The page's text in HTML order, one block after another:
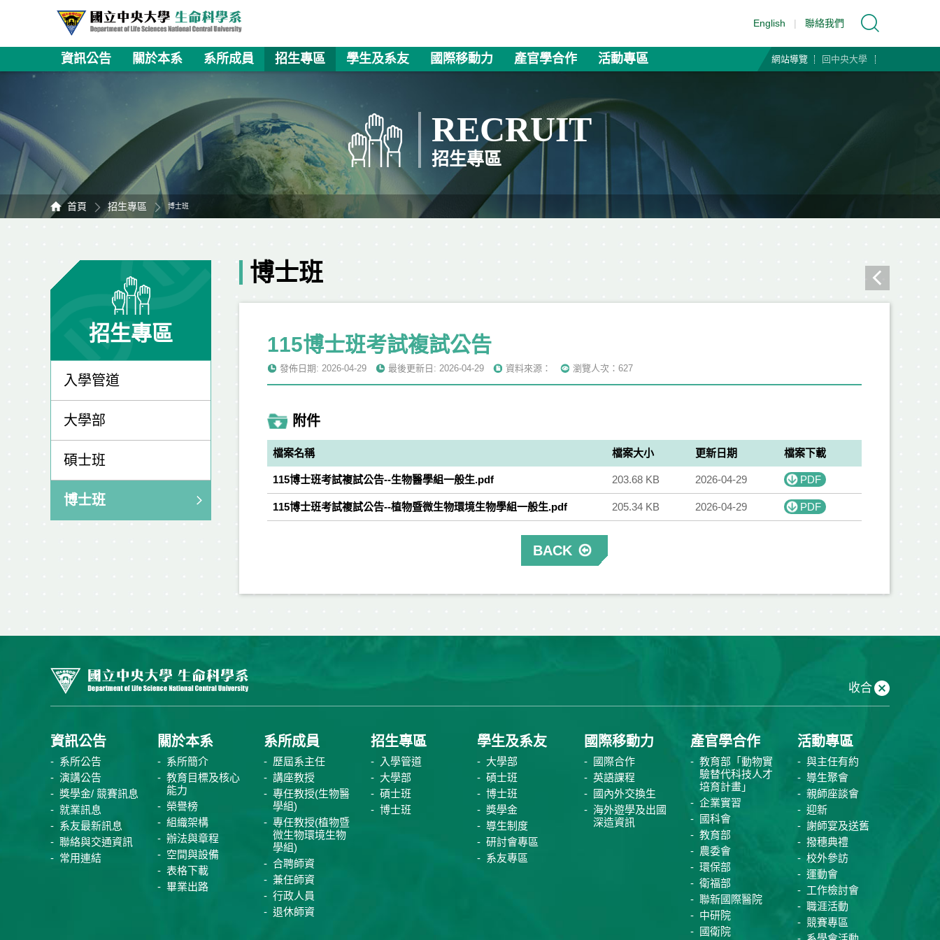
English | 聯絡我們
資訊公告 關於本系 系所成員 招生專區 學生及系友 國際移動力 產官學合作 活動專區 網站導覽 回中央大學
RECRUIT
招生專區
首頁 招生專區 博士班
招生專區
入學管道
大學部
碩士班
博士班
博士班
115博士班考試複試公告
發佈日期: 2026-04-29 最後更新日: 2026-04-29 資料來源： 瀏覽人次：627
附件
檔案名稱 檔案大小 更新日期 檔案下載
115博士班考試複試公告--生物醫學組一般生.pdf 203.68 KB 2026-04-29 PDF
115博士班考試複試公告--植物暨微生物環境生物學組一般生.pdf 205.34 KB 2026-04-29 PDF
BACK
收合
資訊公告
系所公告
演講公告
獎學金/ 競賽訊息
就業訊息
系友最新訊息
聯絡與交通資訊
常用連結
關於本系
系所簡介
教育目標及核心
能力
榮譽榜
組織架構
辦法與章程
空間與設備
表格下載
畢業出路
系所成員
歷屆系主任
講座教授
專任教授(生物醫
學組)
專任教授(植物暨
微生物環境生物
學組)
合聘師資
兼任師資
行政人員
退休師資
招生專區
入學管道
大學部
碩士班
博士班
學生及系友
大學部
碩士班
博士班
獎學金
導生制度
研討會專區
系友專區
國際移動力
國際合作
英語課程
國內外交換生
海外遊學及出國
深造資訊
產官學合作
教育部「動物實
驗替代科技人才
培育計畫」
企業實習
國科會
教育部
農委會
環保部
衛福部
聯新國際醫院
中研院
國衛院
活動專區
與主任有約
導生聚會
親師座談會
迎新
謝師宴及送舊
撥穗典禮
校外參訪
運動會
工作檢討會
職涯活動
競賽專區